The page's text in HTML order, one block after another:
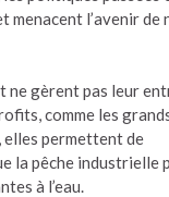
l’avenir de
ne gèrent pas leur
comme les
elles permettent de
la pêche industrielle
à l’eau.